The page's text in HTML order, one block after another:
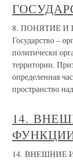
8. ПОНЯТИЕ И
Государство –
политически
территории.
определенная
пространство
14.
14. ВНЕШНИЕ